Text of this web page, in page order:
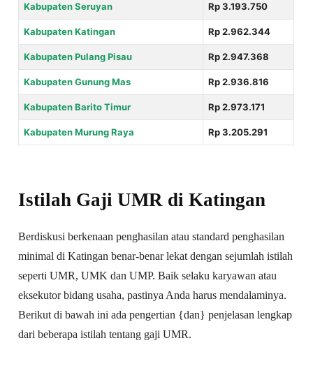
Kabupaten Seruyan Rp 3.193.750
Kabupaten Katingan Rp 2.962.344
Kabupaten Pulang Pisau Rp 2.947.368
Kabupaten Gunung Mas Rp 2.936.816
Kabupaten Barito Timur Rp 2.973.171
Kabupaten Murung Raya Rp 3.205.291
Istilah Gaji UMR di Katingan
Berdiskusi berkenaan penghasilan atau standard penghasilan
minimal di Katingan benar-benar lekat dengan sejumlah istilah
seperti UMR, UMK dan UMP. Baik selaku karyawan atau
eksekutor bidang usaha, pastinya Anda harus mendalaminya.
Berikut di bawah ini ada pengertian {dan} penjelasan lengkap
dari beberapa istilah tentang gaji UMR.